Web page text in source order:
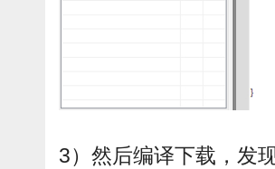
3）然后编译下载，发